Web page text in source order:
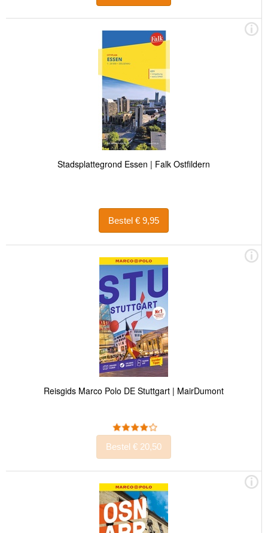
Stadsplattegrond Essen | Falk Ostfildern
Bestel € 9,95
Reisgids Marco Polo DE Stuttgart | MairDumont
Bestel € 20,50